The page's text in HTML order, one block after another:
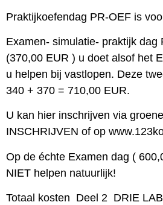
Praktijkoefendag PR-OEF is
Examen- simulatie- praktijk dag
(370,00 EUR ) u doet alsof het
u helpen bij vastlopen. Deze
340 + 370 = 710,00 EUR.
U kan hier inschrijven via
INSCHRIJVEN of op
Op de échte Examen dag (
NIET helpen natuurlijk!
Totaal kosten Deel 2 DRIE